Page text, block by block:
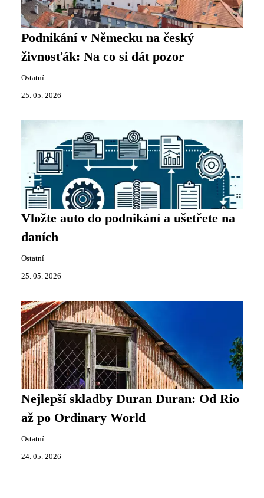
Podnikání v Německu na český
živnosťák: Na co si dát pozor
Ostatní
25. 05. 2026
Vložte auto do podnikání a ušetřete na
daních
Ostatní
25. 05. 2026
Nejlepší skladby Duran Duran: Od Rio
až po Ordinary World
Ostatní
24. 05. 2026